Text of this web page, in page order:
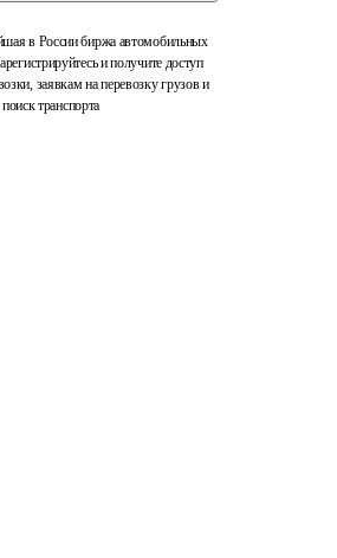
в России биржа автомобильных
и получите доступ
заявкам на перевозку грузов и
поиск транспорта